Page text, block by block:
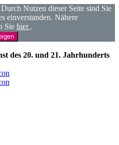
Nutzen dieser Seite sind Sie
einverstanden. Nähere
Sie hier .
des 20. und 21. Jahrhunderts